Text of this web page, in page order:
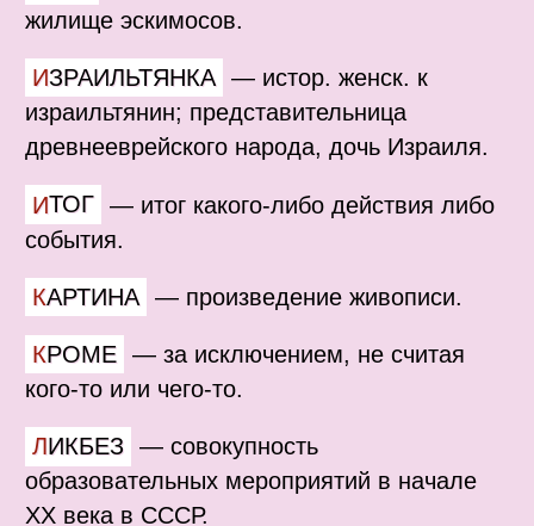
жилище эскимосов.
ИЗРАИЛЬТЯНКА — истор. женск. к
израильтянин; представительница
древнееврейского народа, дочь Израиля.
ИТОГ — итог какого-либо действия либо
события.
КАРТИНА — произведение живописи.
КРОМЕ — за исключением, не считая
кого-то или чего-то.
ЛИКБЕЗ — совокупность
образовательных мероприятий в начале
XX века в СССР.